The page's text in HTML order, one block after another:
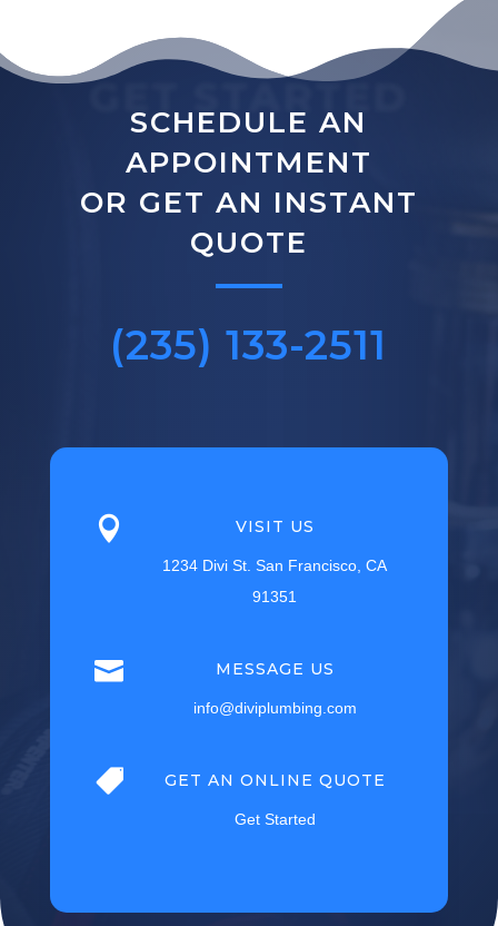
GET STARTED
SCHEDULE AN
APPOINTMENT
OR GET AN INSTANT
QUOTE
(235) 133-2511
 VISIT US
1234 Divi St. San Francisco, CA
91351
 MESSAGE US
info@diviplumbing.com
 GET AN ONLINE QUOTE
Get Started